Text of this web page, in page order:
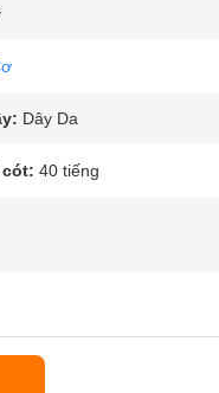
Dây Da
40 tiếng